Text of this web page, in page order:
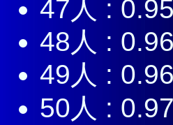
47人 :
48人 :
49人 :
50人 :